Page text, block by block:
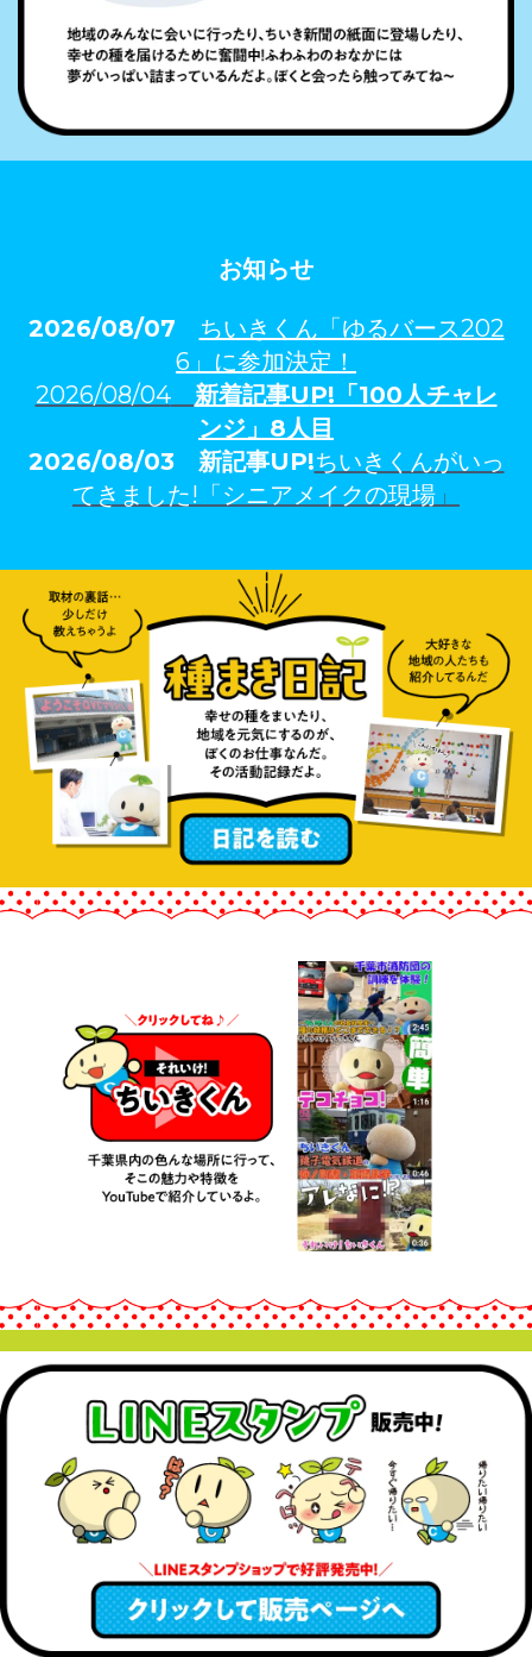
お知らせ
2026/08/07
ちいきくん「ゆるバース202
6」に参加決定！
2026/08/04
新着記事UP!「100人チャレ
ンジ」 8人目
2026/08/03 新記事UP!ちいきくんがいっ
てきました!「シニアメイクの現場 」